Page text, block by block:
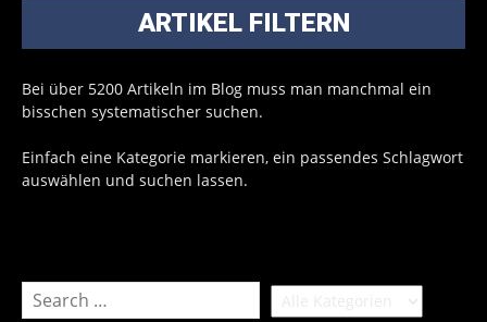
ARTIKEL FILTERN
Bei über 5200 Artikeln im Blog muss man manchmal ein
bisschen systematischer suchen.
Einfach eine Kategorie markieren, ein passendes Schlagwort
auswählen und suchen lassen.